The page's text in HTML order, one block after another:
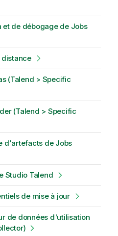
de débogage de Jobs
(Talend > Specific
(Talend > Specific
d'artefacts de Jobs
Studio Talend
de mise à jour
de données d'utilisation